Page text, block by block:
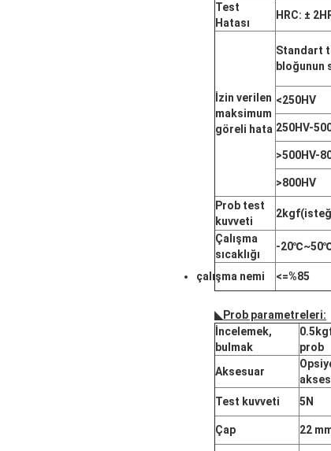
Test
Hatası
HRC: ±
İzin verilen
maksimum
göreli hata
Standart
bloğunun
<250HV
250HV-
>500HV-
>800HV
Prob test
kuvveti
Çalışma
sıcaklığı
-
çalışma nemi <=%85
◣ Prob parametreleri:
İncelemek,
bulmak
prob
Aksesuar
Test kuvveti
5N
Çap 22